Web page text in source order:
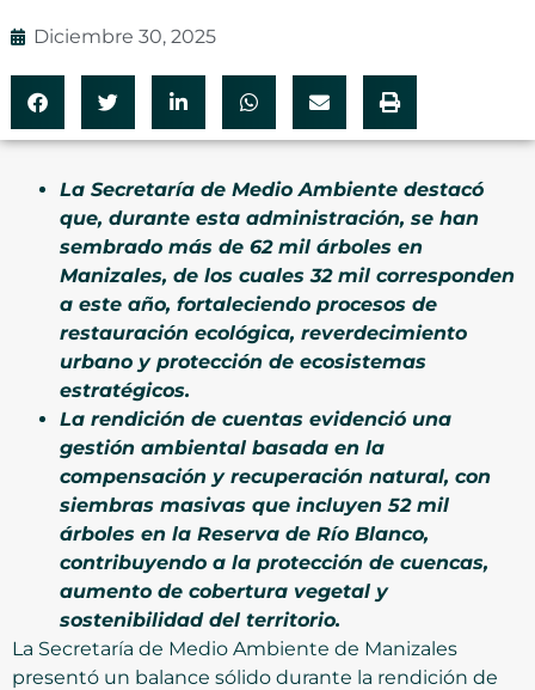
Diciembre 30, 2025
La Secretaría de Medio Ambiente destacó
que, durante esta administración, se han
sembrado más de 62 mil árboles en
Manizales, de los cuales 32 mil corresponden
a este año, fortaleciendo procesos de
restauración ecológica, reverdecimiento
urbano y protección de ecosistemas
estratégicos.
La rendición de cuentas evidenció una
gestión ambiental basada en la
compensación y recuperación natural, con
siembras masivas que incluyen 52 mil
árboles en la Reserva de Río Blanco,
contribuyendo a la protección de cuencas,
aumento de cobertura vegetal y
sostenibilidad del territorio.
La Secretaría de Medio Ambiente de Manizales
presentó un balance sólido durante la rendición de